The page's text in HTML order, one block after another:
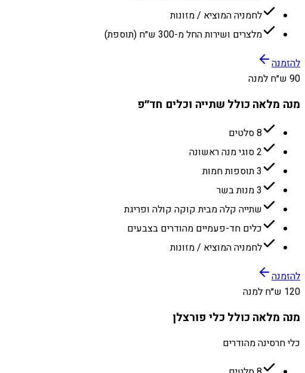
לחמניה המוציא / מזונות
מלצרים ושירות החל מ-300 ש״ח (תוספת)
להזמנה
90 ש״ח למנה
מנה מלאה כולל שתייה וכלים חד״פ
8 סלטים
2 סוגי מנה ראשונה
3 תוספות חמות
3 מנות בשר
שתייה קלה מבית קוקה קולה ופריגת
כלים חד-פעמיים מהודרים בצבעים
לחמניה המוציא / מזונות
להזמנה
120 ש״ח למנה
מנה מלאה כולל כלי פורצלן
כלי חרסינה מהודרים